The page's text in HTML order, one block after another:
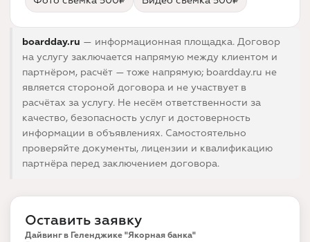
boardday.ru — информационная площадка. Договор
на услугу заключается напрямую между клиентом и
партнёром, расчёт — тоже напрямую; boardday.ru не
является стороной договора и не участвует в
расчётах за услугу. Не несём ответственности за
качество, безопасность услуг и достоверность
информации в объявлениях. Самостоятельно
проверяйте документы, лицензии и квалификацию
партнёра перед заключением договора.
Оставить заявку
Дайвинг в Геленджике "Якорная банка"